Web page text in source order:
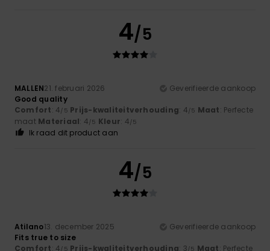
4/5
MALLEN21. februari 2026
Geverifieerde aankoop
Good quality
Comfort: 4/5 Prijs-kwaliteitverhouding: 4/5 Maat: Perfecte
maat Materiaal: 4/5 Kleur: 4/5
Ik raad dit product aan
4/5
Atilano13. december 2025
Geverifieerde aankoop
Fits true to size
Comfort: 4/5 Prijs-kwaliteitverhouding: 3/5 Maat: Perfecte